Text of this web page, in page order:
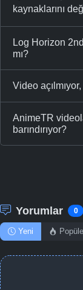
kaynaklarını
Log Horizon
mı?
Video
AnimeTR
barındırıyor?
Yorumlar 0
Yeni